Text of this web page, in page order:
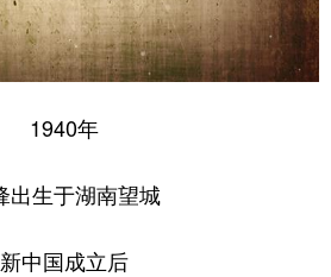
1940年
出生于湖南望城
新中国成立后